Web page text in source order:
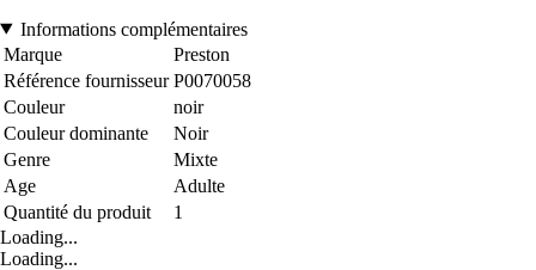
Informations complémentaires
Marque
Preston
Référence fournisseur P0070058
Couleur
noir
Couleur dominante
Noir
Genre
Mixte
Age
Adulte
Quantité du produit
1
Loading...
Loading...